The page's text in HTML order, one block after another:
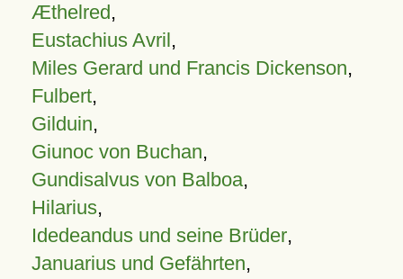
Æthelred,
Eustachius Avril,
Miles Gerard und Francis Dickenson,
Fulbert,
Gilduin,
Giunoc von Buchan,
Gundisalvus von Balboa,
Hilarius,
Idedeandus und seine Brüder,
Januarius und Gefährten,